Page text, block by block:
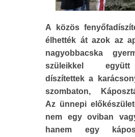
A közös
élhették át azok az
nagyobbacska
szüleikkel
díszítettek a
szombaton,
Az ünnepi
nem egy oviban
hanem egy